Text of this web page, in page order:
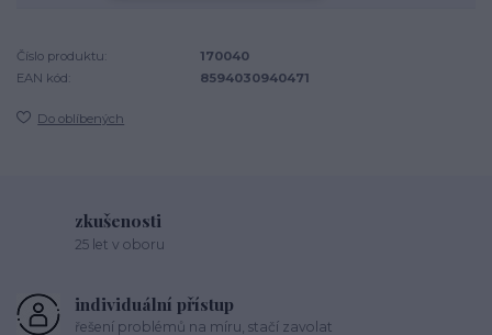
Číslo produktu:
170040
EAN kód:
8594030940471
Do oblíbených
zkušenosti
25 let v oboru
individuální přístup
řešení problémů na míru, stačí zavolat